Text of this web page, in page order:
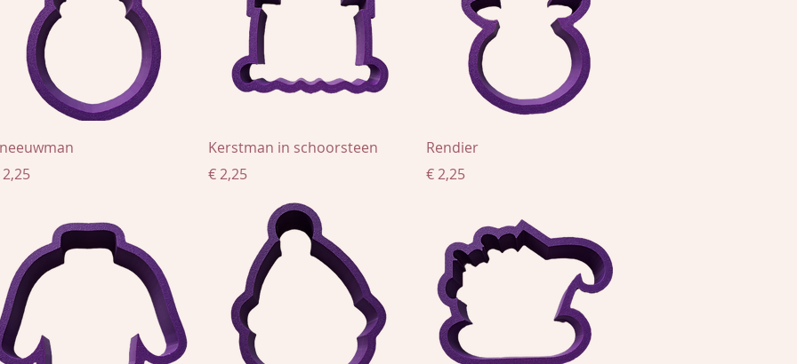
Snel overzicht Snel overzicht
Kerstman in schoorsteen
Prijs
€ 2,25
Rendier
Prijs
€ 2,25